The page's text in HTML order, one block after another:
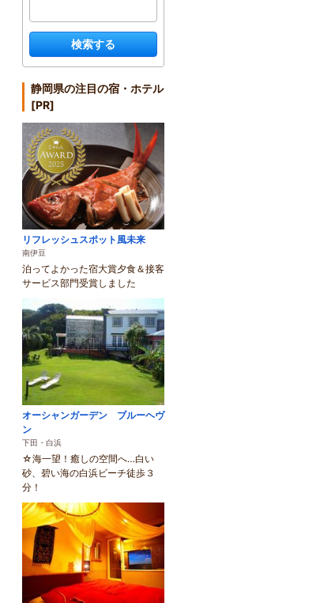
検索する
静岡県の注目の宿・ホテル
[PR]
リフレッシュスポット風未来
南伊豆
泊ってよかった宿大賞夕食＆接客
サービス部門受賞しました
オーシャンガーデン ブルーヘヴ
ン
下田・白浜
☆海一望！癒しの空間へ…白い
砂、碧い海の白浜ビーチ徒歩３
分！